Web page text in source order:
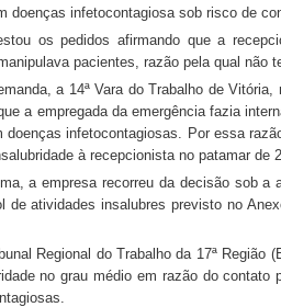
doenças infetocontagiosa sob risco de
os pedidos afirmando que a
pacientes, razão pela qual não
a 14ª Vara do Trabalho de
a empregada da emergência fazia
doenças infetocontagiosas. Por essa
à recepcionista no patamar de
a empresa recorreu da decisão sob
de atividades insalubres previsto no
Regional do Trabalho da 17ª
no grau médio em razão do contato